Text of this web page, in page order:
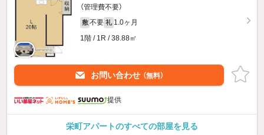
（管理費不要）
敷 不要 礼 1.0ヶ月
1階 / 1R / 38.88㎡
お問い合わせ （無料）
提供
栄町アパートのすべての部屋を見る